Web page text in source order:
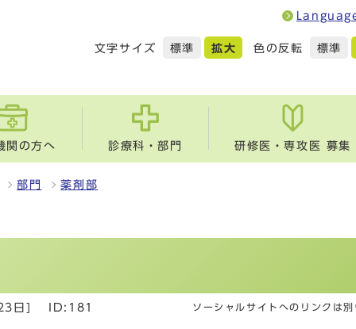
文字サイズ 標準 拡大 色の反転 標準
関の方へ 診療科・部門 研修医・専攻医 募集
部門 薬剤部
日] ID:181 ソーシャルサイトへのリンクは